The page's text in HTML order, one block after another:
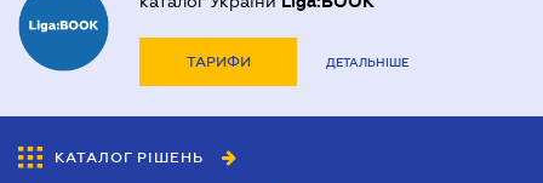
ТАРИФИ ДЕТАЛЬНІШЕ
КАТАЛОГ РІШЕНЬ